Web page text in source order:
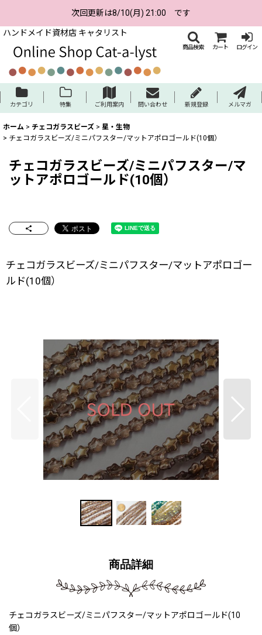
次回更新は8/10(月) 21:00 です
ハンドメイド資材店 キャタリスト
商品検索 カート ログイン
カテゴリ 特集 ご利用案内 問い合わせ 新規登録 メルマガ
ホーム > チェコガラスビーズ > 星・生物
> チェコガラスビーズ/ミニパフスター/マットアポロゴールド(10個）
チェコガラスビーズ/ミニパフスター/マ
ットアポロゴールド(10個）
チェコガラスビーズ/ミニパフスター/マットアポロゴー
ルド(10個）
商品詳細
チェコガラスビーズ/ミニパフスター/マットアポロゴールド(10
個）